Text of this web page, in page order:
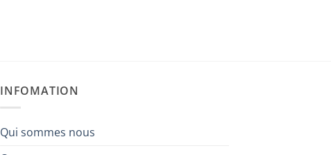
INFOMATION
Qui sommes nous